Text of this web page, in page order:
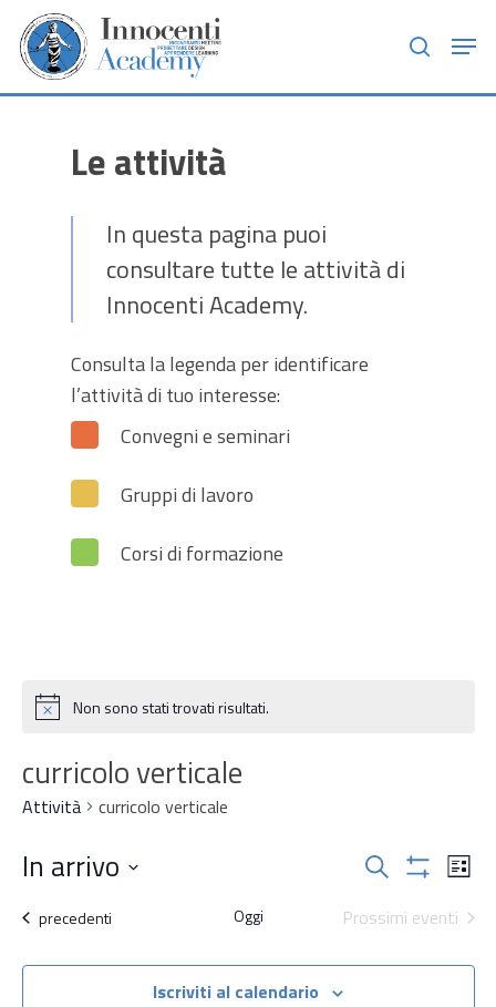
Skip
main
search
Le attività
In questa pagina puoi
consultare tutte le attività di
Innocenti Academy.
Consulta la legenda per identificare
l’attività di tuo interesse:
Convegni e seminari
Gruppi di lavoro
Corsi di formazione
NoticeNon sono stati trovati risultati.
curricolo verticale
Attività curricolo verticale
Attività
Ricerca
e
Cerca Lista
In arrivo
la
data.
Attività
precedenti Oggi Prossimi eventi
Iscriviti al calendario